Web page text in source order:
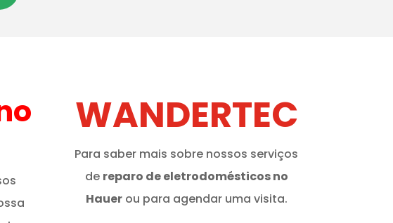
WANDERTEC
Para saber mais sobre nossos serviços
de reparo de eletrodomésticos no
Hauerou para agendar uma visita.